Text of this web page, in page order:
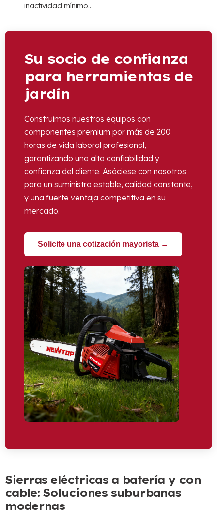
inactividad mínimo..
Su socio de confianza
para herramientas de
jardín
Construimos nuestros equipos con
componentes premium por más de 200
horas de vida laboral profesional,
garantizando una alta confiabilidad y
confianza del cliente. Asóciese con nosotros
para un suministro estable, calidad constante,
y una fuerte ventaja competitiva en su
mercado.
Solicite una cotización mayorista →
Sierras eléctricas a batería y con
cable: Soluciones suburbanas
modernas